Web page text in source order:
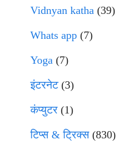
Vidnyan katha (39)
Whats app (7)
Yoga (7)
इंटरनेट(3)
कंप्युटर (1)
टिप्स & ट्रिक्स(830)